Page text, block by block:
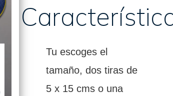
Tu escoges el
tamaño, dos tiras de
5 x 15 cms o una